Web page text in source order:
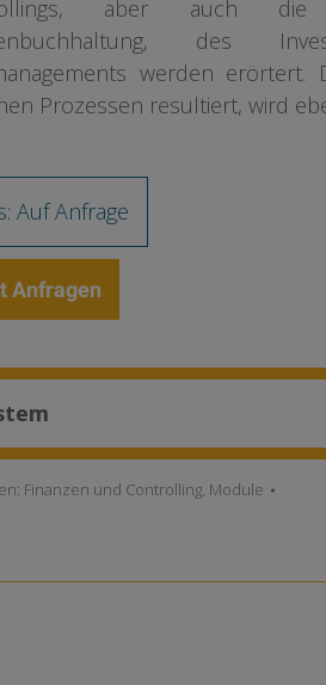
aber auch die
des
werden
Prozessen resultiert, wird
Auf Anfrage
Anfragen
Finanzen und Controlling, Module